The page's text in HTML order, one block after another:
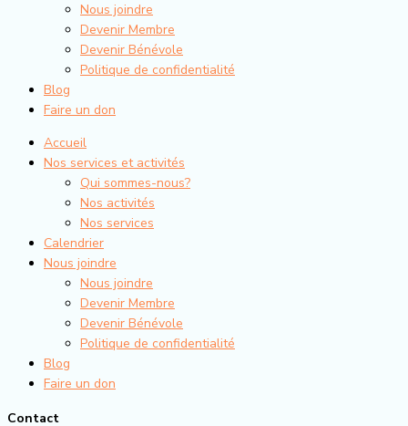
Nous joindre
Devenir Membre
Devenir Bénévole
Politique de confidentialité
Blog
Faire un don
Accueil
Nos services et activités
Qui sommes-nous?
Nos activités
Nos services
Calendrier
Nous joindre
Nous joindre
Devenir Membre
Devenir Bénévole
Politique de confidentialité
Blog
Faire un don
Contact